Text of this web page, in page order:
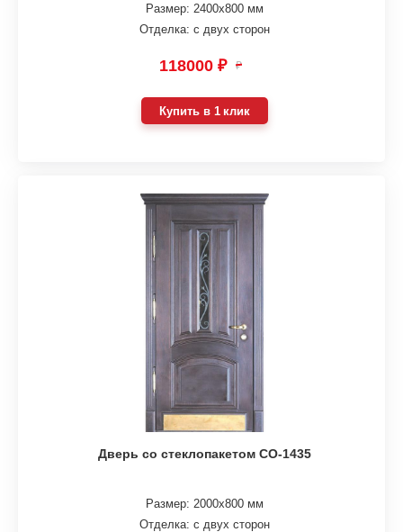
Размер: 2400х800 мм
Отделка: с двух сторон
118000 ₽ ₽
Купить в 1 клик
Дверь со стеклопакетом СО-1435
Размер: 2000х800 мм
Отделка: с двух сторон